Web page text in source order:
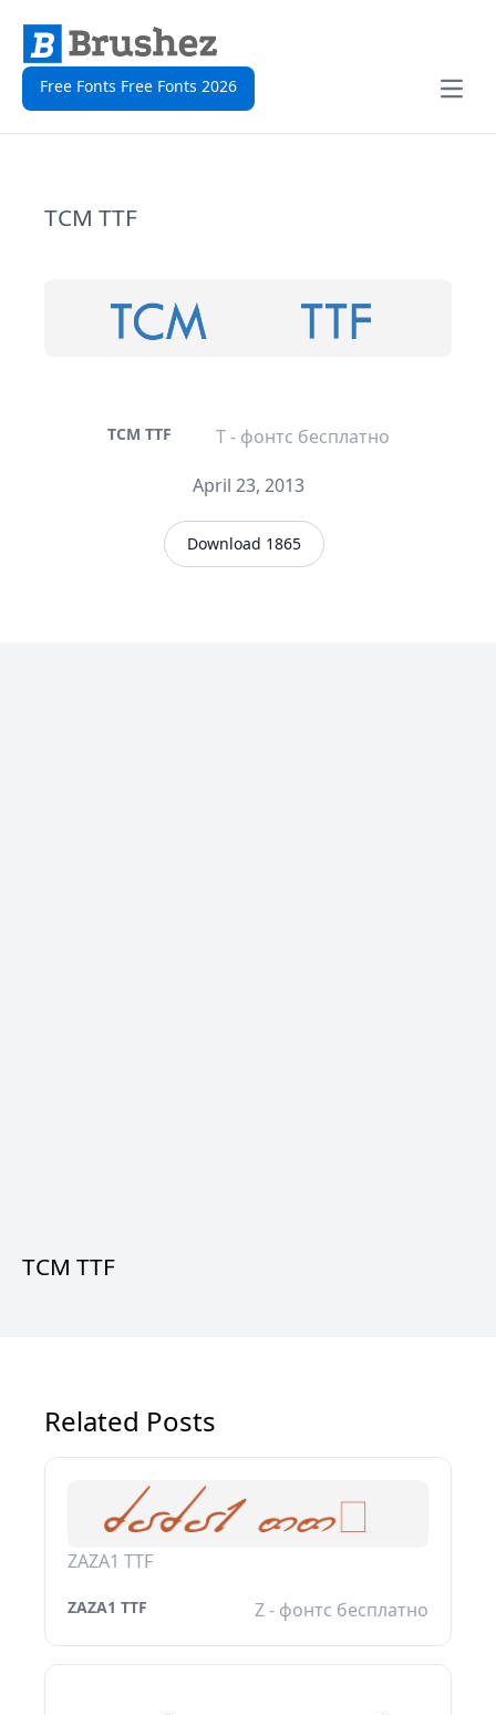
Free Fonts Free Fonts 2026
Open
TCM TTF
TCM TTF
T - фонтс бесплатно
April 23, 2013
Download 1865
TCM TTF
Related Posts
ZAZA1 TTF
ZAZA1 TTF Z - фонтс бесплатно